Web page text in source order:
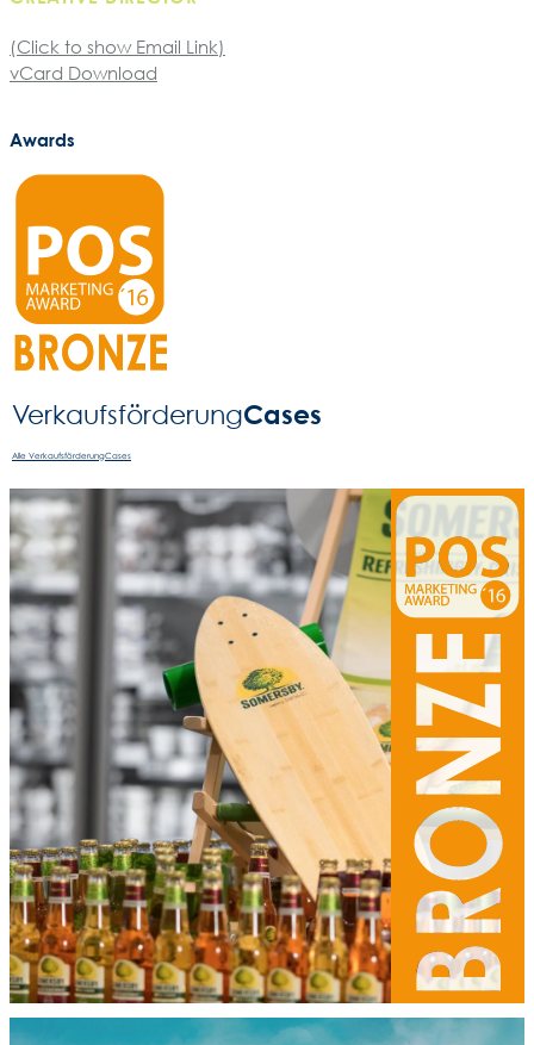
(Click to show Email Link)
vCard Download
Awards
Verkaufsförderung­Cases
Alle VerkaufsförderungCases